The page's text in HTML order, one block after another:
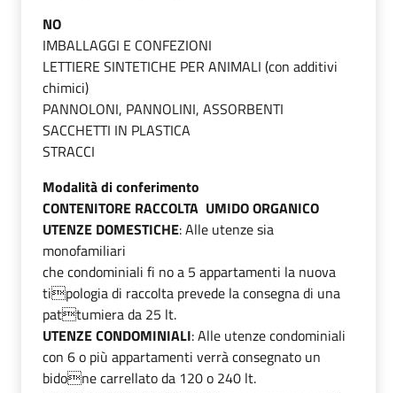
NO
IMBALLAGGI E CONFEZIONI
LETTIERE SINTETICHE PER ANIMALI (con additivi
chimici)
PANNOLONI, PANNOLINI, ASSORBENTI
SACCHETTI IN PLASTICA
STRACCI
Modalità di conferimento
CONTENITORE RACCOLTA UMIDO ORGANICO
UTENZE DOMESTICHE: Alle utenze sia
monofamiliari
che condominiali fi no a 5 appartamenti la nuova
tipologia di raccolta prevede la consegna di una
pattumiera da 25 lt.
UTENZE CONDOMINIALI: Alle utenze condominiali
con 6 o più appartamenti verrà consegnato un
bidone carrellato da 120 o 240 lt.